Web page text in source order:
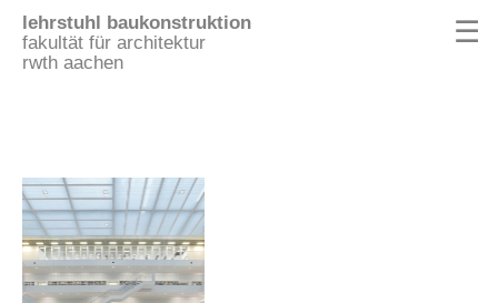
lehrstuhl baukonstruktion
fakultät für architektur
rwth aachen
☰